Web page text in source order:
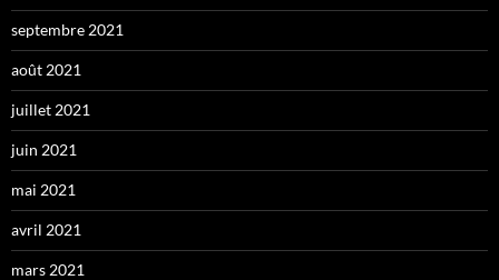
septembre 2021
août 2021
juillet 2021
juin 2021
mai 2021
avril 2021
mars 2021